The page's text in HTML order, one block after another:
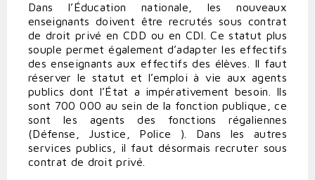
Dans l’Éducation nationale, les nouveaux
enseignants doivent être recrutés sous contrat
de droit privé en CDD ou en CDI. Ce statut plus
souple permet également d’adapter les effectifs
des enseignants aux effectifs des élèves. Il faut
réserver le statut et l’emploi à vie aux agents
publics dont l’État a impérativement besoin. Ils
sont 700 000 au sein de la fonction publique, ce
sont les agents des fonctions régaliennes
(Défense, Justice, Police ). Dans les autres
services publics, il faut désormais recruter sous
contrat de droit privé.